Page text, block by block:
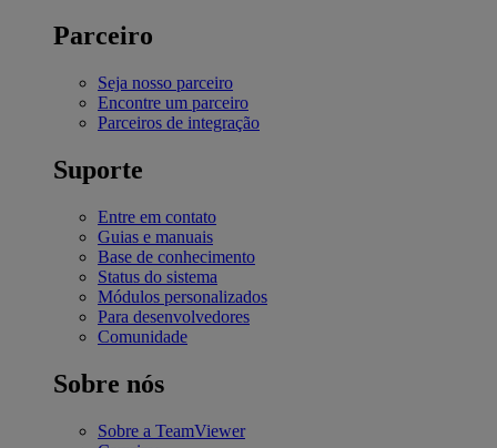
Parceiro
Seja nosso parceiro
Encontre um parceiro
Parceiros de integração
Suporte
Entre em contato
Guias e manuais
Base de conhecimento
Status do sistema
Módulos personalizados
Para desenvolvedores
Comunidade
Sobre nós
Sobre a TeamViewer